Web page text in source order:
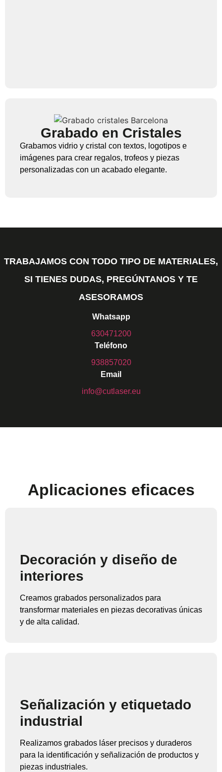
Grabado en Cristales
Grabamos vidrio y cristal con textos, logotipos e
imágenes para crear regalos, trofeos y piezas
personalizadas con un acabado elegante.
TRABAJAMOS CON TODO TIPO DE MATERIALES,
SI TIENES DUDAS, PREGÚNTANOS Y TE
ASESORAMOS
Whatsapp
630471200
Teléfono
938857020
Email
info@cutlaser.eu
Aplicaciones eficaces
Decoración y diseño de
interiores
Creamos grabados personalizados para
transformar materiales en piezas decorativas únicas
y de alta calidad.
Señalización y etiquetado
industrial
Realizamos grabados láser precisos y duraderos
para la identificación y señalización de productos y
piezas industriales.